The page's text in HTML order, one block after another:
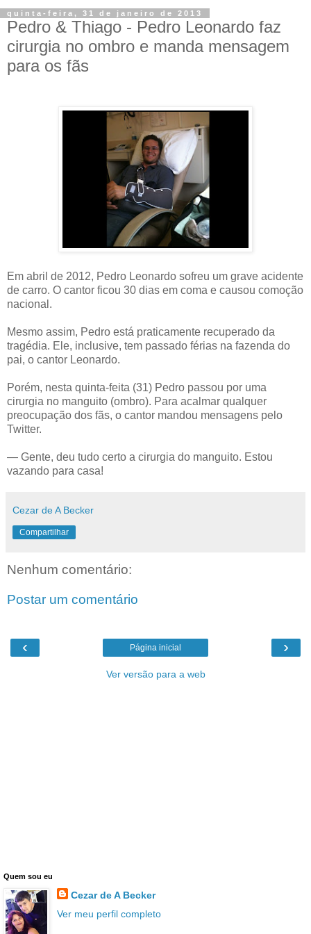
quinta-feira, 31 de janeiro de 2013
Pedro & Thiago - Pedro Leonardo faz
cirurgia no ombro e manda mensagem
para os fãs
Em abril de 2012, Pedro Leonardo sofreu um grave acidente
de carro. O cantor ficou 30 dias em coma e causou comoção
nacional.
Mesmo assim, Pedro está praticamente recuperado da
tragédia. Ele, inclusive, tem passado férias na fazenda do
pai, o cantor Leonardo.
Porém, nesta quinta-feita (31) Pedro passou por uma
cirurgia no manguito (ombro). Para acalmar qualquer
preocupação dos fãs, o cantor mandou mensagens pelo
Twitter.
— Gente, deu tudo certo a cirurgia do manguito. Estou
vazando para casa!
Cezar de A Becker
Compartilhar
Nenhum comentário:
Postar um comentário
‹ ›
Página inicial
Ver versão para a web
Quem sou eu
Cezar de A Becker
Ver meu perfil completo